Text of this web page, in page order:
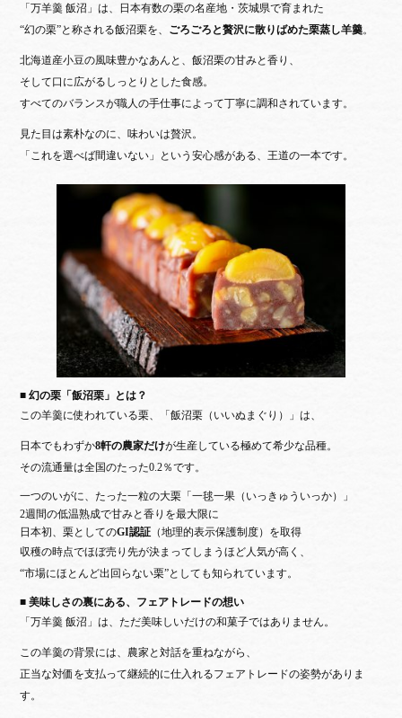
「万羊羹 飯沼」は、日本有数の栗の名産地・茨城県で育まれた
“幻の栗”と称される飯沼栗を、 ごろごろと贅沢に散りばめた栗蒸し羊羹。
北海道産小豆の風味豊かなあんと、飯沼栗の甘みと香り、
そして口に広がるしっとりとした食感。
すべてのバランスが職人の手仕事によって丁寧に調和されています。
見た目は素朴なのに、味わいは贅沢。
「これを選べば間違いない」という安心感がある、王道の一本です。
■ 幻の栗「飯沼栗」とは？
この羊羹に使われている栗、「飯沼栗（いいぬまぐり）」は、
日本でもわずか8軒の農家だけが生産している極めて希少な品種。
その流通量は全国のたった0.2％です。
一つのいがに、たった一粒の大栗「一毬一果（いっきゅういっか）」
2週間の低温熟成で甘みと香りを最大限に
日本初、栗としてのGI認証 （地理的表示保護制度）を取得
収穫の時点でほぼ売り先が決まってしまうほど人気が高く、
“市場にほとんど出回らない栗”としても知られています。
■ 美味しさの裏にある、フェアトレードの想い
「万羊羹 飯沼」は、ただ美味しいだけの和菓子ではありません。
この羊羹の背景には、農家と対話を重ねながら、
正当な対価を支払って継続的に仕入れるフェアトレードの姿勢がありま
す。